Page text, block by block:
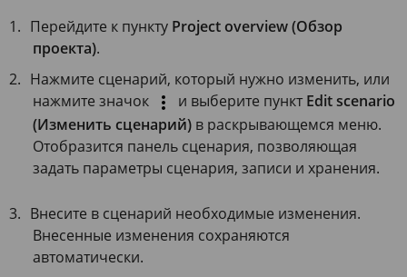
Перейдите к пункту Project overview (Обзор
проекта).
Нажмите сценарий, который нужно изменить, или
нажмите значок
и выберите пункт Edit scenario
(Изменить сценарий) в раскрывающемся меню.
Отобразится панель сценария, позволяющая
задать параметры сценария, записи и хранения.
Внесите в сценарий необходимые изменения.
Внесенные изменения сохраняются
автоматически.